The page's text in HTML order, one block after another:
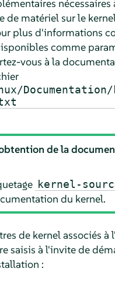
nécessaires
de matériel sur le
plus d'informations
comme
vous à la
de la
kernel-
du kernel.
de kernel associés à
saisis à l'invite de
: